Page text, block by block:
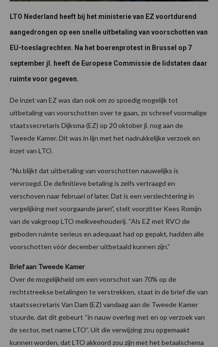
LTO Nederland heeft bij het ministerie van EZ voortdurend
aangedrongen op een snelle uitbetaling van voorschotten van
EU-toeslagrechten. Na het boerenprotest in Brussel op 7
september jl. heeft de Europese Commissie de lidstaten daar
ruimte voor gegeven.
De inzet van EZ was dan ook om zo spoedig mogelijk tot
uitbetaling van voorschotten over te gaan, zo schreef voormalige
staatssecretaris Dijksma (EZ) op 20 oktober jl. nog aan de
Tweede Kamer. Dit was in lijn met het nadrukkelijke verzoek en
inzet van LTO.
“Nu blijkt dat uitbetaling van voorschotten nauwelijks is
vervroegd. De definitieve betaling is zelfs vertraagd en
verschoven naar februari of later. Dat is een verslechtering in
vergelijking met voorgaande jaren”, stelt voorzitter Kees Romijn
van de vakgroep LTO melkveehouderij. “Als EZ met RVO de
geboden ruimte serieus en adequaat had op gepakt, hadden alle
voorschotten vóór december uitbetaald kunnen zijn.”
Brief aan Tweede Kamer
Over de mogelijkheid om een voorschot van 70% op de
rechtstreekse betalingen te verstrekken, staat in de brief die van
staatssecretaris Van Dam (EZ) vandaag aan de Tweede Kamer
stuurde, dat dit gebeurt “in nauw overleg met en op verzoek van
de sector, met name LTO”. Uit die verwijzing zou opgemaakt
kunnen worden, dat LTO akkoord zou zijn met het betaalschema